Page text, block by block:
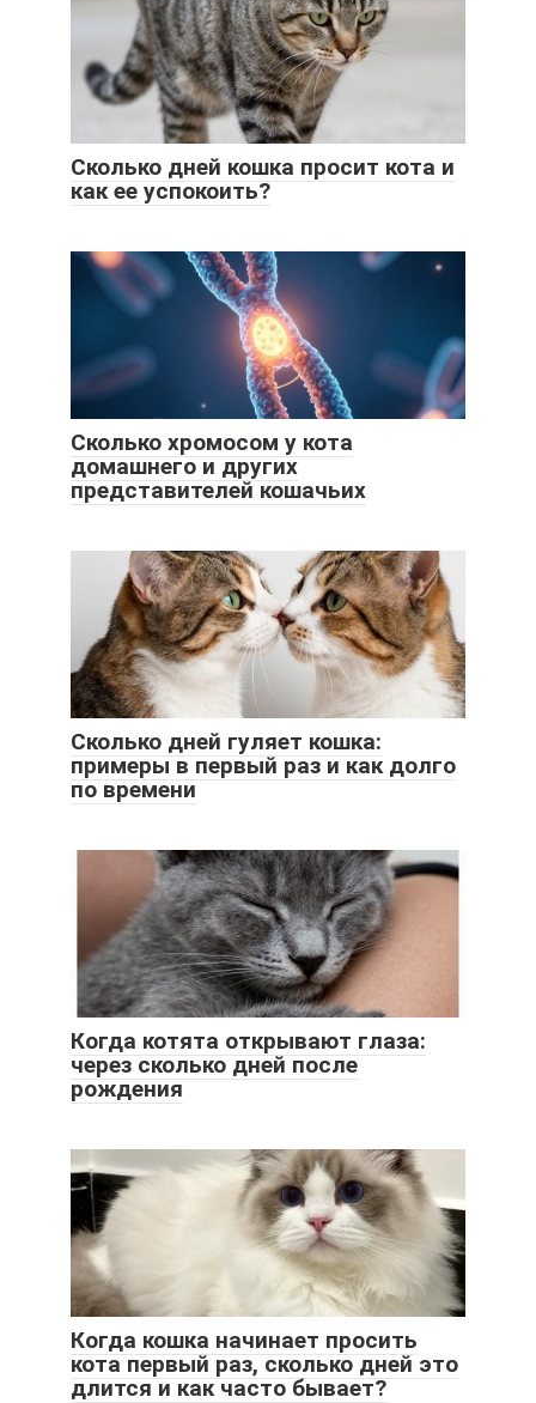
Сколько дней кошка просит кота и
как ее успокоить?
Сколько хромосом у кота
домашнего и других
представителей кошачьих
Сколько дней гуляет кошка:
примеры в первый раз и как долго
по времени
Когда котята открывают глаза:
через сколько дней после
рождения
Когда кошка начинает просить
кота первый раз, сколько дней это
длится и как часто бывает?